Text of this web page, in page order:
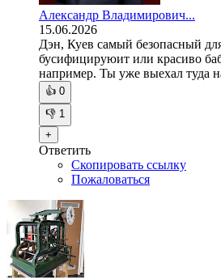
Александр Владимирович...
15.06.2026
Дэн, Куев самый безопасный
бусифицируюит или красиво
например. Ты уже выехал туда
👍 0
👎 1
+
Ответить
Скопировать ссылку
Пожаловаться